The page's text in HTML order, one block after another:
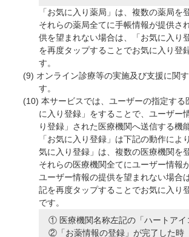
「お気に入り薬局」は、複数の薬局を
それらの薬局全てに手帳情報が提供さ
供を望まれない場合は、「お気に入り
を再度タップすることでお気に入り登
す。
オンライン診療等の実施及び支援に関
す。
本サービスでは、ユーザーの指定する
に入り登録」をすることで、ユーザー
り登録」された医療機関へ送信する機
「お気に入り登録」は下記の動作によ
気に入り登録」は、複数の医療機関を
それらの医療機関全てにユーザー情報
ユーザー情報の提供を望まれない場合
記を再度タップすることでお気に入り
です。
医療機関名称左記の「ハートアイ
「お薬情報の登録」が完了した時